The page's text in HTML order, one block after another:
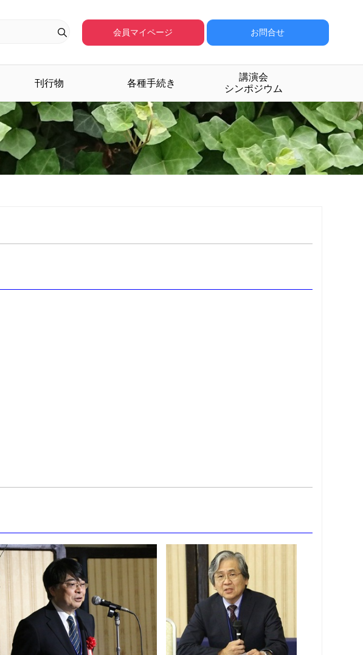
会員マイページ お問合せ
刊行物 各種手続き
講演会
シンポジウム